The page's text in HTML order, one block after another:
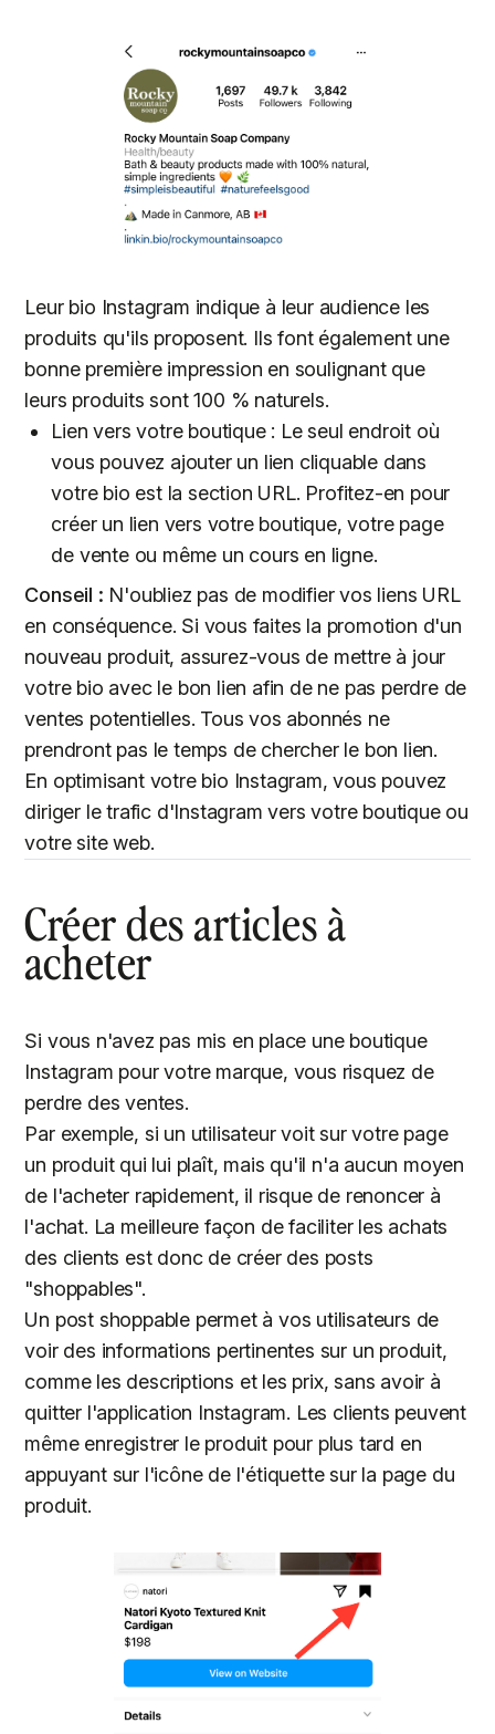
Leur bio Instagram indique à leur audience les
produits qu'ils proposent. Ils font également une
bonne première impression en soulignant que
leurs produits sont 100 % naturels.
Lien vers votre boutique : Le seul endroit où
vous pouvez ajouter un lien cliquable dans
votre bio est la section URL. Profitez-en pour
créer un lien vers votre boutique, votre page
de vente ou même un cours en ligne.
Conseil : N'oubliez pas de modifier vos liens URL
en conséquence. Si vous faites la promotion d'un
nouveau produit, assurez-vous de mettre à jour
votre bio avec le bon lien afin de ne pas perdre de
ventes potentielles. Tous vos abonnés ne
prendront pas le temps de chercher le bon lien.
En optimisant votre bio Instagram, vous pouvez
diriger le trafic d'Instagram vers votre boutique ou
votre site web.
Créer des articles à
acheter
Si vous n'avez pas mis en place une boutique
Instagram pour votre marque, vous risquez de
perdre des ventes.
Par exemple, si un utilisateur voit sur votre page
un produit qui lui plaît, mais qu'il n'a aucun moyen
de l'acheter rapidement, il risque de renoncer à
l'achat. La meilleure façon de faciliter les achats
des clients est donc de créer des posts
"shoppables".
Un post shoppable permet à vos utilisateurs de
voir des informations pertinentes sur un produit,
comme les descriptions et les prix, sans avoir à
quitter l'application Instagram. Les clients peuvent
même enregistrer le produit pour plus tard en
appuyant sur l'icône de l'étiquette sur la page du
produit.